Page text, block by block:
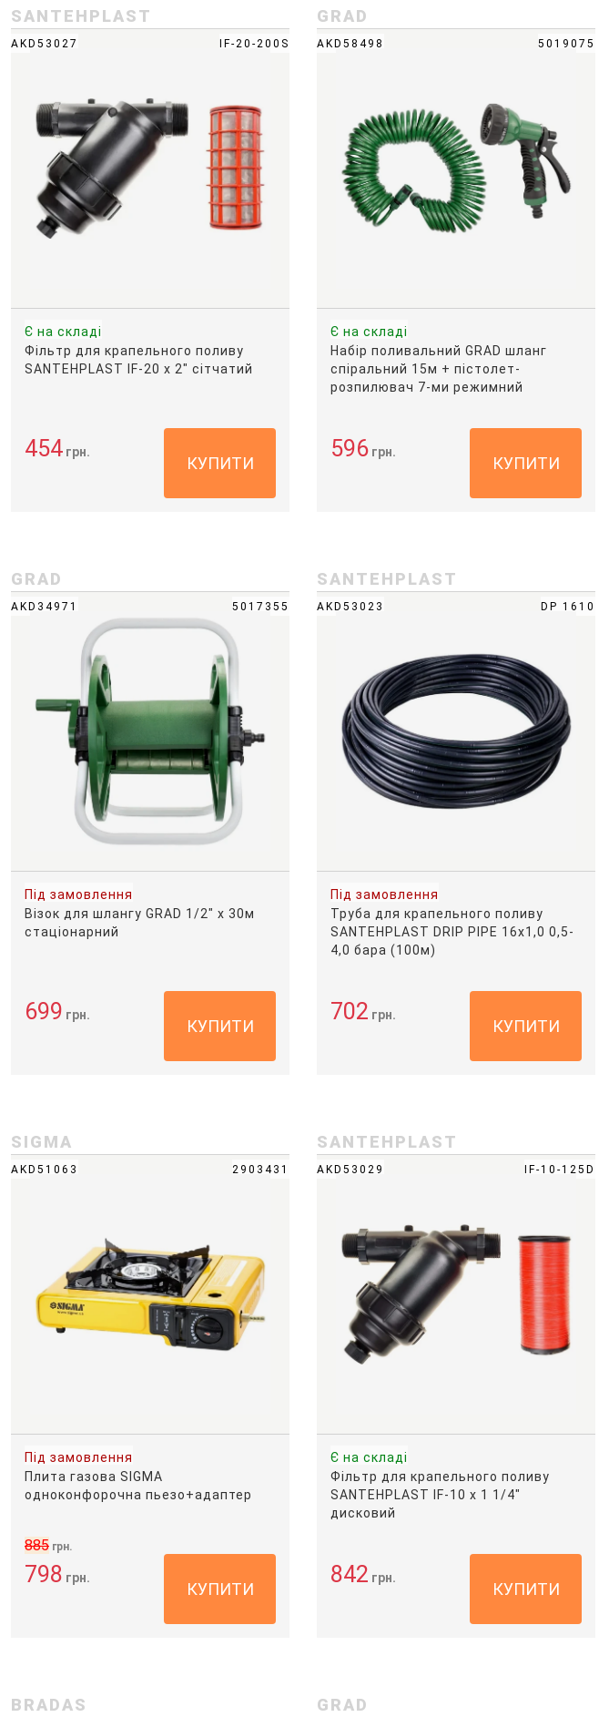
SANTEHPLAST
AKD53027 IF-20-200S
Є на складі
Фільтр для крапельного поливу
SANTEHPLAST IF-20 х 2" сітчатий
454 грн.
КУПИТИ
GRAD
AKD58498 5019075
Є на складі
Набір поливальний GRAD шланг
спіральний 15м + пістолет-
розпилювач 7-ми режимний
596 грн.
КУПИТИ
GRAD
AKD34971 5017355
Під замовлення
Візок для шлангу GRAD 1/2" х 30м
стаціонарний
699 грн.
КУПИТИ
SANTEHPLAST
AKD53023 DP 1610
Під замовлення
Труба для крапельного поливу
SANTEHPLAST DRIP PIPE 16х1,0 0,5-
4,0 бара (100м)
702 грн.
КУПИТИ
SIGMA
AKD51063 2903431
Під замовлення
Плита газова SIGMA
одноконфорочна пьезо+адаптер
798 грн.
885 грн.
КУПИТИ
SANTEHPLAST
AKD53029 IF-10-125D
Є на складі
Фільтр для крапельного поливу
SANTEHPLAST IF-10 х 1 1/4"
дисковий
842 грн.
КУПИТИ
BRADAS GRAD